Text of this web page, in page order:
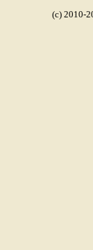
(c) 2010-